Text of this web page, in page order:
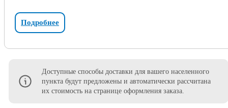
Подробнее
Доступные способы доставки для вашего населенного
пункта будут предложены и автоматически рассчитана
их стоимость на странице оформления заказа.